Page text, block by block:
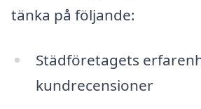
tänka på följande:
Städföretagets
kundrecensioner